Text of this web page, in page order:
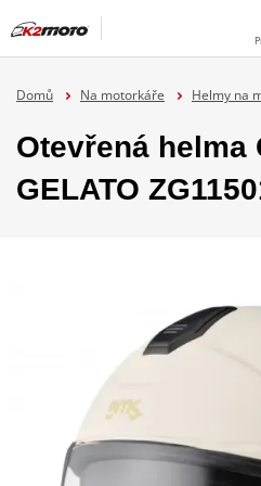
Domů Na motorkáře Helmy na
Otevřená helma
GELATO